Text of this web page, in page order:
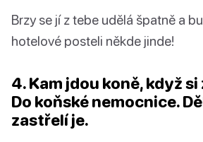
Brzy se jí z tebe udělá špatně a
hotelové posteli někde jinde!
4. Kam jdou koně, když
Do koňské nemocnice.
zastřelí je.